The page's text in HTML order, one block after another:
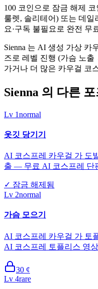
100 코인으로 잠금 해제
룰렛, 솔리테어) 또는 데
요·구독 불필요로 완전 무
Sienna 는 AI 생성 가상 카
즈로 레벨 진행 (가슴 노
가거나 더 많은 카우걸 코
Sienna 의 다른
Lv 1normal
옷깃 당기기
AI 코스프레 카우걸 가 도
출 — 무료 AI 코스프레 단
✓ 잠금 해제됨
Lv 2normal
가슴 모으기
AI 코스프레 카우걸 가 토
AI 코스프레 토플리스 영
30 ¢
Lv 4rare